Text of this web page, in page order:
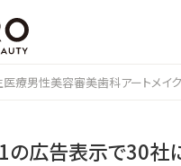
医療男性美容審美歯科アートメイク
1の広告表示で30社